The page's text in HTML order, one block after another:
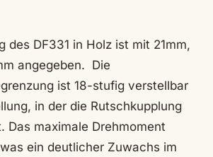
des DF331 in Holz ist mit 21mm,
angegeben. Die
ist 18-stufig verstellbar
in der die Rutschkupplung
Das maximale Drehmoment
ein deutlicher Zuwachs im